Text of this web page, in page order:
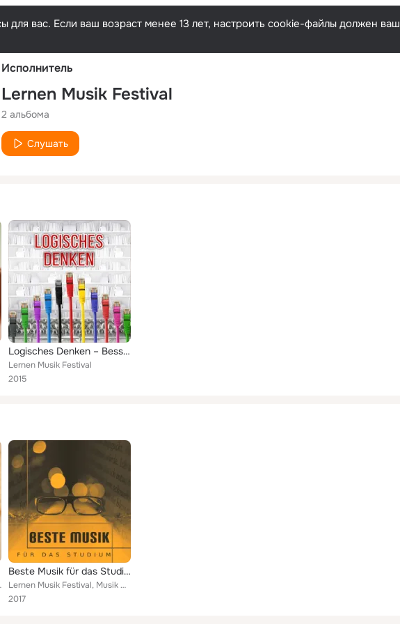
Русский
вас. Если ваш возраст менее 13 лет, настроить cookie-файлы должен ваш
Исполнитель
Lernen Musik Festival
2 альбома
Слушать
Logisches Denken – Besser & Richtig Lernen mit Klassische Musik, Konzentrationsübungen, Schneller Lesen, Fokussieren, Hintergrun...
Lernen Musik Festival
2015
Festival
Beste Musik für das Studium – Klassische Klänge zu Arbeiten, Gute Konzentration, Entspannung
Lernen Musik Festival, Musik Schnell Lernen Akademie
2017